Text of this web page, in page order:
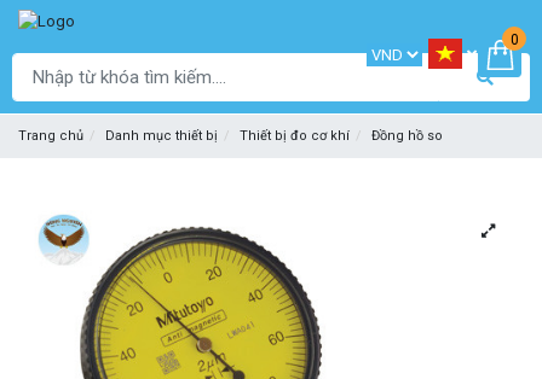
0
Trang chủ Danh mục thiết bị Thiết bị đo cơ khí Đồng hồ so